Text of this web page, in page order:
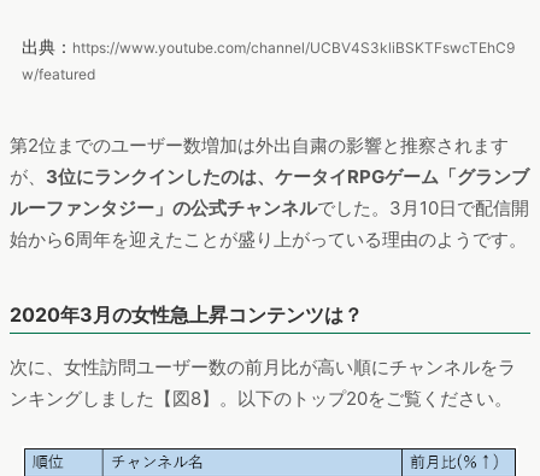
出典： https://www.youtube.com/channel/UCBV4S3kliBSKTFswcTEhC9
w/featured
第2位までのユーザー数増加は外出自粛の影響と推察されます
が、 3位にランクインしたのは、ケータイRPGゲーム「グランブ
ルーファンタジー」の公式チャンネルでした。3月10日で配信開
始から6周年を迎えたことが盛り上がっている理由のようです。
2020年3月の女性急上昇コンテンツは？
次に、女性訪問ユーザー数の前月比が高い順にチャンネルをラ
ンキングしました【図8】。以下のトップ20をご覧ください。